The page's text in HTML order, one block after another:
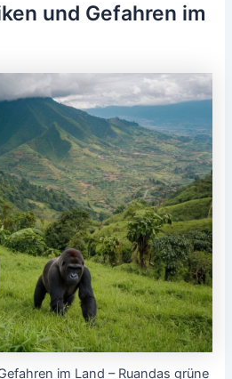
und Gefahren im
im Land – Ruandas grüne